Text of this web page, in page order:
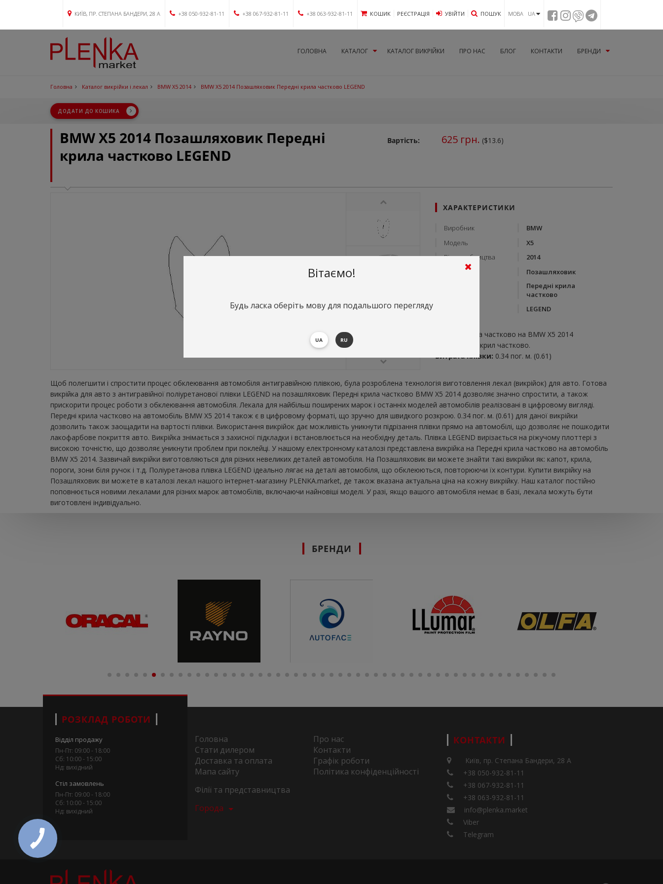
КИЇВ, ПР. СТЕПАНА БАНДЕРИ, 28 А +38 050-932-81-11 +38 067-932-81-11 +38 063-932-81-11 КОШИК РЕЄСТРАЦІЯ УВIЙТИ ПОШУК МОВА UA
ГОЛОВНА КАТАЛОГ КАТАЛОГ ВИКРІЙКИ ПРО НАС БЛОГ КОНТАКТИ БРЕНДИ
Головна Каталог викрійки і лекал BMW X5 2014 BMW X5 2014 Позашляховик Передні крила частково LEGEND
ДОДАТИ ДО КОШИКА
BMW X5 2014 Позашляховик Передні
крила частково LEGEND
Вартість: 625грн. ($13.6)
ХАРАКТЕРИСТИКИ
Виробник
BMW
Модель
X5
Рік виробництва
2014
Тип кузову
Позашляховик
Передні крила
частково
LEGEND
Передні крила частково на BMW X5 2014
Викрійка для крил частково.
Витрата плівки: 0.34 пог. м. (0.61)
Щоб полегшити і спростити процес обклеювання автомобіля антигравійною плівкою, була розроблена технологія виготовлення лекал (викрійок) для авто. Готова
викрійка для авто з антигравійної поліуретанової плівки LEGEND на позашляховик Передні крила частково BMW X5 2014 дозволяє значно спростити, а також
прискорити процес роботи з обклеювання автомобіля. Лекала для найбільш поширених марок і останніх моделей автомобілів реалізовані в цифровому вигляді.
Передні крила частково на автомобіль BMW X5 2014 також є в цифровому форматі, що зручно для швидкого розкрою. 0.34 пог. м. (0.61) для даної викрійки
дозволить також заощадити на вартості плівки. Використання викрійок дає можливість уникнути підрізання плівки прямо на автомобілі, що дозволяє не пошкодити
лакофарбове покриття авто. Викрійка знімається з захисної підкладки і встановлюється на необхідну деталь. Плівка LEGEND вирізається на ріжучому плоттері з
високою точністю, що дозволяє уникнути проблем при поклейці. У нашому електронному каталозі представлена ​​викрійка на Передні крила частково на автомобіль
BMW X5 2014. Зазвичай викрійки виготовляються для різних невеликих деталей автомобіля. На Позашляховик ви можете знайти такі викрійки як: капот, крила,
пороги, зони біля ручок і т.д. Поліуретанова плівка LEGEND ідеально лягає на деталі автомобіля, що обклеюються, повторюючи їх контури. Купити викрійку на
Позашляховик ви можете в каталозі лекал нашого інтернет-магазину PLENKA.market, де також вказана актуальна ціна на кожну викрійку. Наш каталог постійно
поповнюється новими лекалами для різних марок автомобілів, включаючи найновіші моделі. У разі, якщо вашого автомобіля немає в базі, лекала можуть бути
виготовлені індивідуально.
БРЕНДИ
РОЗКЛАД РОБОТИ
Відділ продажу
Пн-Пт: 09:00 - 18:00
Сб: 10:00 - 15:00
Нд: вихідний
Стіл замовлень
Пн-Пт: 09:00 - 18:00
Сб: 10:00 - 15:00
Нд: вихідний
Головна
Про нас
Стати дилером
Контакти
Доставка та оплата
Графік роботи
Мапа сайту
Політика конфіденційності
Філії та представництва
Города
КОНТАКТИ
Київ, пр. Степана Бандери, 28 А
+38 050-932-81-11
+38 067-932-81-11
+38 063-932-81-11
info@plenka.market
Viber
Telegram
Вітаємо!
Будь ласка оберіть мову для подальшого перегляду
UA RU